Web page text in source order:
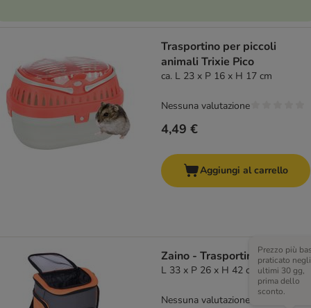
Trasportino per piccoli
animali Trixie Pico
ca. L 23 x P 16 x H 17 cm
4,49 €
Nessuna valutazione
Aggiungi al carrello
Zaino - Trasportino Voyage
L 33 x P 26 x H 42 cm
Prezzo più
praticato negli
ultimi 30 gg,
prima dello
sconto.
Nessuna valutazione